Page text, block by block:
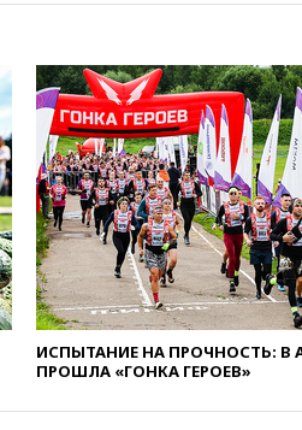
золотых
ЧЕ
вчера, 20:15
главы
после
угрожает
вчера, 20:08
снова
вчера, 20:00
Запада
уступкам
вчера, 19:45
ИСПЫТАНИЕ НА ПРОЧНОСТЬ: В
ПРОШЛА «ГОНКА ГЕРОЕВ»